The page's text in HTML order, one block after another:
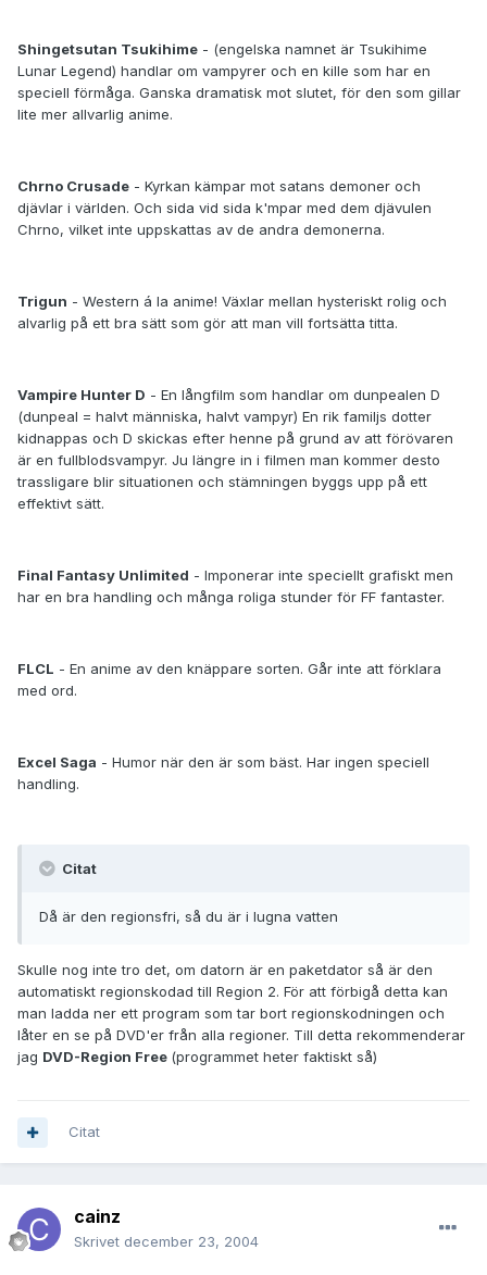
Shingetsutan Tsukihime - (engelska namnet är Tsukihime
Lunar Legend) handlar om vampyrer och en kille som har en
speciell förmåga. Ganska dramatisk mot slutet, för den som gillar
lite mer allvarlig anime.
Chrno Crusade - Kyrkan kämpar mot satans demoner och
djävlar i världen. Och sida vid sida k'mpar med dem djävulen
Chrno, vilket inte uppskattas av de andra demonerna.
Trigun - Western á la anime! Växlar mellan hysteriskt rolig och
alvarlig på ett bra sätt som gör att man vill fortsätta titta.
Vampire Hunter D - En långfilm som handlar om dunpealen D
(dunpeal = halvt människa, halvt vampyr) En rik familjs dotter
kidnappas och D skickas efter henne på grund av att förövaren
är en fullblodsvampyr. Ju längre in i filmen man kommer desto
trassligare blir situationen och stämningen byggs upp på ett
effektivt sätt.
Final Fantasy Unlimited - Imponerar inte speciellt grafiskt men
har en bra handling och många roliga stunder för FF fantaster.
FLCL - En anime av den knäppare sorten. Går inte att förklara
med ord.
Excel Saga - Humor när den är som bäst. Har ingen speciell
handling.
Citat
Då är den regionsfri, så du är i lugna vatten
Skulle nog inte tro det, om datorn är en paketdator så är den
automatiskt regionskodad till Region 2. För att förbigå detta kan
man ladda ner ett program som tar bort regionskodningen och
låter en se på DVD'er från alla regioner. Till detta rekommenderar
jag DVD-Region Free (programmet heter faktiskt så)
Citat
cainz
Skrivet december 23, 2004